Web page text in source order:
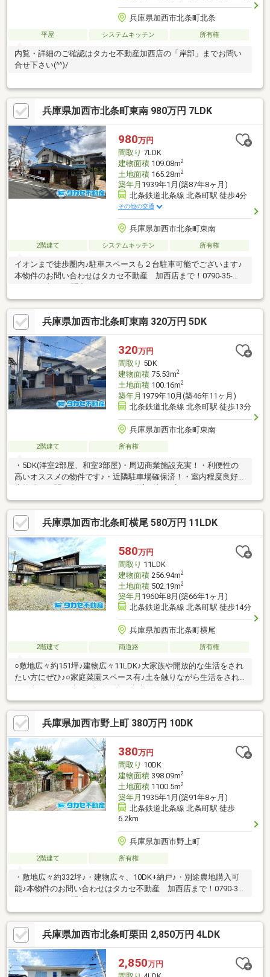
兵庫県加西市北条町北条
平屋 システムキッチン 所有権
内覧・詳細のご確認はタカセ不動産加西店の「岸部」までお問い
合せ下さい(^^)/
兵庫県加西市北条町東南 980万円 7LDK
980万円
間取り 7LDK
建物面積109.08m2
土地面積165.28m2
築年月 1939年1月(築87年8ヶ月)
北条鉄道北条線 北条町駅 徒歩4分
その他の交通
兵庫県加西市北条町東南
2階建て システムキッチン 所有権
イオンまで徒歩圏内♪駐車スペースも２台駐車可能でございます♪
本物件のお問い合わせはタカセ不動産 加西店まで！0790-35-
兵庫県加西市北条町東南 320万円 5DK
320万円
間取り 5DK
建物面積75.53m2
土地面積100.16m2
築年月 1979年10月(築46年11ヶ月)
北条鉄道北条線 北条町駅 徒歩13分
兵庫県加西市北条町東南
2階建て 所有権
・5DK(洋室2部屋、和室3部屋)・周辺商業施設充実！・利便性の
高いオススメの物件です♪・近隣駐車場確保済！・室内程度良好♪
本物件のお問い合わせはタカセ不動産 加西店まで！0790-35-
8028お気軽にお問合せ下さい♪
兵庫県加西市北条町横尾 580万円 11LDK
580万円
間取り 11LDK
建物面積256.94m2
土地面積502.19m2
築年月 1960年8月(築66年1ヶ月)
北条鉄道北条線 北条町駅 徒歩14分
兵庫県加西市北条町横尾
2階建て 南道路 所有権
○敷地広々約151坪♪建物広々11LDK♪大家族や開放的な生活をされ
たい方にぜひ♪○家庭菜園スペース有♪土を触りながら生活をされ
不動産の事はタカセ不動産まで！！0790-43-7330お待ちしており
ます♪
兵庫県加西市野上町 380万円 10DK
380万円
間取り 10DK
建物面積398.09m2
土地面積1100.5m2
築年月 1935年1月(築91年8ヶ月)
北条鉄道北条線 北条町駅 徒歩
6.2km
兵庫県加西市野上町
2階建て 所有権
・敷地広々約332坪♪・建物広々、10DK+納戸♪・別途農地購入可
能♪本物件のお問い合わせはタカセ不動産 加西店まで！0790-35-
8028お気軽にお問合せ下さい♪
兵庫県加西市北条町栗田 2,850万円 4LDK
2,850万円